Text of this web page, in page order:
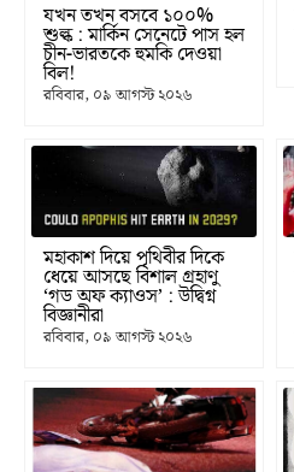
যখন তখন বসবে ১০০%
শুল্ক : মার্কিন সেনেটে পাস হল
চীন-ভারতকে হুমকি দেওয়া
বিল!
রবিবার, ০৯ আগস্ট ২০২৬
মহাকাশ দিয়ে পৃথিবীর দিকে
ধেয়ে আসছে বিশাল গ্রহাণু
‘গড অফ ক্যাওস’ : উদ্বিগ্ন
বিজ্ঞানীরা
রবিবার, ০৯ আগস্ট ২০২৬